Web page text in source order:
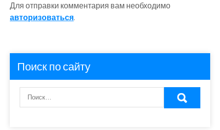
Для отправки комментария вам необходимо
авторизоваться.
Поиск по сайту